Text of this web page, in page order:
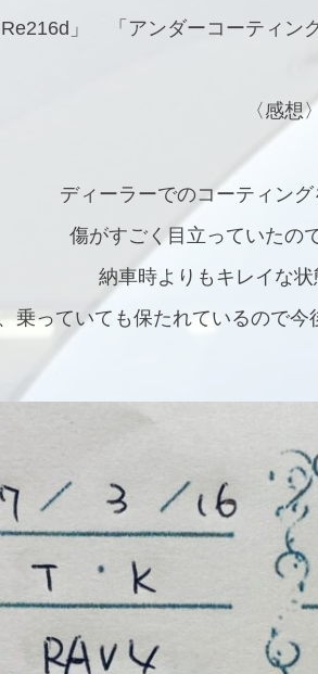
」 「アンダーコーティング
〈感想〉
ディーラーでのコーティング
傷がすごく目立っていたの
納車時よりもキレイな状
乗っていても保たれているので今